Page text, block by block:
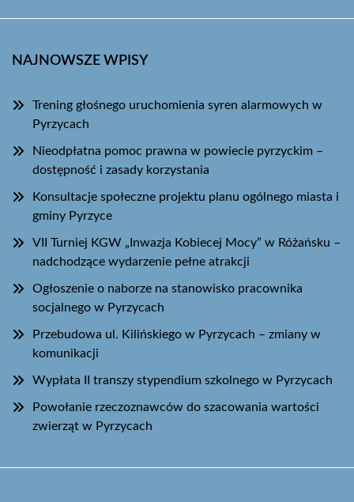
NAJNOWSZE WPISY
Trening głośnego uruchomienia syren alarmowych w
Pyrzycach
Nieodpłatna pomoc prawna w powiecie pyrzyckim –
dostępność i zasady korzystania
Konsultacje społeczne projektu planu ogólnego miasta i
gminy Pyrzyce
VII Turniej KGW „Inwazja Kobiecej Mocy” w Różańsku –
nadchodzące wydarzenie pełne atrakcji
Ogłoszenie o naborze na stanowisko pracownika
socjalnego w Pyrzycach
Przebudowa ul. Kilińskiego w Pyrzycach – zmiany w
komunikacji
Wypłata II transzy stypendium szkolnego w Pyrzycach
Powołanie rzeczoznawców do szacowania wartości
zwierząt w Pyrzycach